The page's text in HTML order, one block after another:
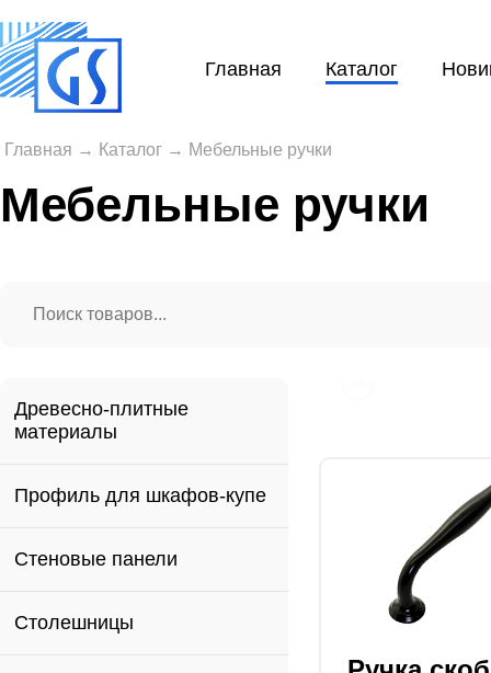
Главная Каталог
Главная → Каталог → Мебельные ручки
Мебельные ручки
Древесно-плитные
материалы
Профиль для шкафов-купе
Стеновые панели
Столешницы